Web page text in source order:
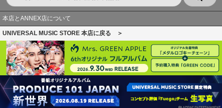
本店とANNEX店について
UNIVERSAL MUSIC STORE 本店に戻る ＞